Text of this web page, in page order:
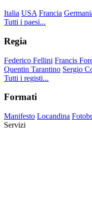
Italia USA Francia
Tutti i paesi...
Regia
Federico Fellini Francis
Quentin Tarantino Sergio
Tutti i registi...
Formati
Manifesto Locandina
Servizi